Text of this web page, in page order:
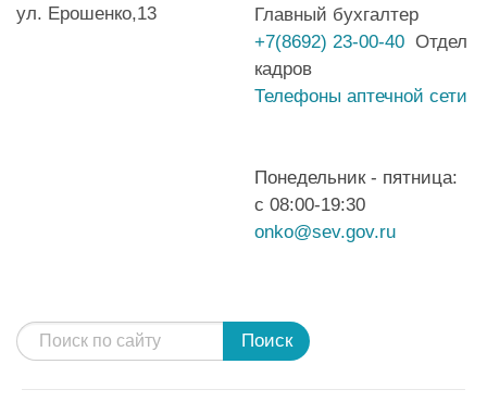
ул. Ерошенко,13
Главный бухгалтер
+7(8692) 23-00-40 Отдел
кадров
Телефоны аптечной сети
Понедельник - пятница:
с 08:00-19:30
onko@sev.gov.ru
Поиск